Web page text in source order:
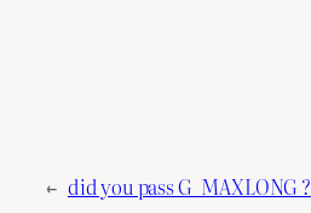
← did you pass G_MAXLONG ?